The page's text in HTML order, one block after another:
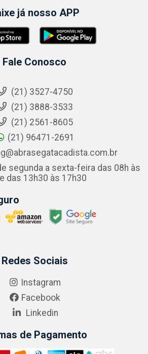
já nosso APP
Fale Conosco
(21) 3527-4750
(21) 3888-3533
(21) 2561-8605
(21) 96471-2691
segunda a sexta-feira das 08h às
das 13h30 às 17h30
Redes Sociais
Instagram
Facebook
Linkedin
de Pagamento